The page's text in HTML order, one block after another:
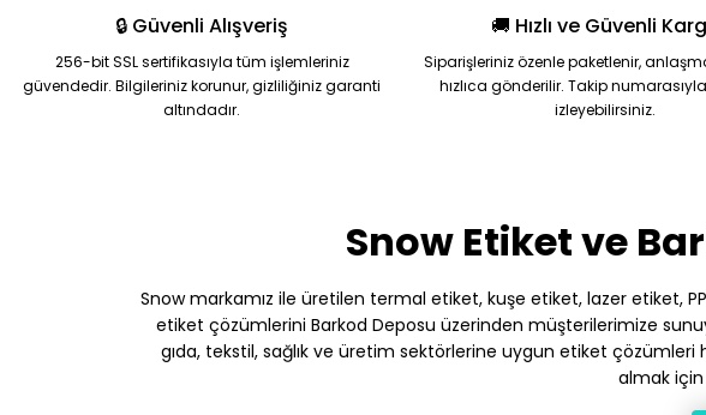
🔒 Güvenli Alışveriş
256-bit SSL sertifikasıyla tüm işlemleriniz
güvendedir. Bilgileriniz korunur, gizliliğiniz garanti
altındadır.
🚚 Hızlı ve Güvenli
Siparişleriniz özenle paketlenir,
hızlıca gönderilir. Takip
izleyebilirsiniz.
Snow Etiket ve
Snow markamız ile üretilen termal etiket, kuşe etiket, lazer etiket,
etiket çözümlerini Barkod Deposu üzerinden müşterilerimize
gıda, tekstil, sağlık ve üretim sektörlerine uygun etiket çözümleri
almak